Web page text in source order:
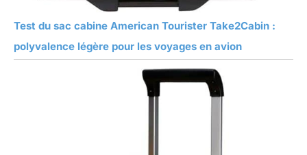
Test du sac cabine American Tourister Take2Cabin :
polyvalence légère pour les voyages en avion